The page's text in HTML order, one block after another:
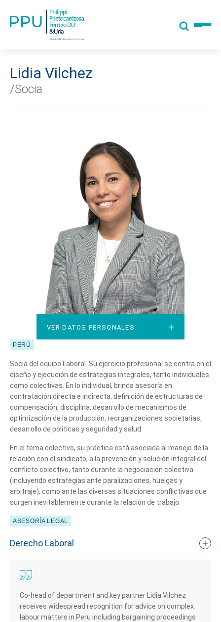
Lidia Vilchez
/Socia
VER DATOS PERSONALES
VER DATOS PERSONALES
PERÚ
Socia del equipo Laboral. Su ejercicio profesional se centra en el
diseño y ejecución de estrategias integrales, tanto individuales
como colectivas. En lo individual, brinda asesoría en
contratación directa e indirecta, definición de estructuras de
compensación, disciplina, desarrollo de mecanismos de
optimización de la producción, reorganizaciones societarias,
desarrollo de políticas y seguridad y salud.
En el tema colectivo, su práctica está asociada al manejo de la
relación con el sindicato, a la prevención y solución integral del
conflicto colectivo, tanto durante la negociación colectiva
(incluyendo estrategias ante paralizaciones, huelgas y
arbitraje), como ante las diversas situaciones conflictivas que
surgen inevitablemente durante la relación de trabajo.
ASESORÍA LEGAL
Derecho Laboral
Co-head of department and key partner Lidia Vilchez
receives widespread recognition for advice on complex
labour matters in Peru including bargaining proceedings